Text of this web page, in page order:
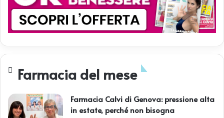
Farmacia del mese
Farmacia Calvi di Genova: pressione alta
in estate, perché non bisogna